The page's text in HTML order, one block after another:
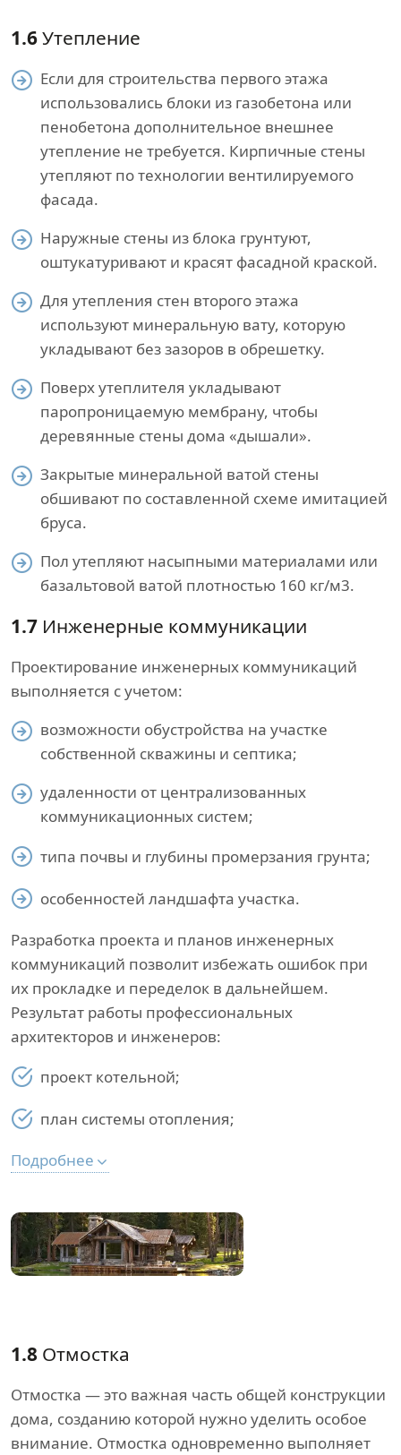
1.6Утепление
Если для строительства первого этажа
использовались блоки из газобетона или
пенобетона дополнительное внешнее
утепление не требуется. Кирпичные стены
утепляют по технологии вентилируемого
фасада.
Наружные стены из блока грунтуют,
оштукатуривают и красят фасадной краской.
Для утепления стен второго этажа
используют минеральную вату, которую
укладывают без зазоров в обрешетку.
Поверх утеплителя укладывают
паропроницаемую мембрану, чтобы
деревянные стены дома «дышали».
Закрытые минеральной ватой стены
обшивают по составленной схеме имитацией
бруса.
Пол утепляют насыпными материалами или
базальтовой ватой плотностью 160 кг/м3.
1.7 Инженерные коммуникации
Проектирование инженерных коммуникаций
выполняется с учетом:
возможности обустройства на участке
собственной скважины и септика;
удаленности от централизованных
коммуникационных систем;
типа почвы и глубины промерзания грунта;
особенностей ландшафта участка.
Разработка проекта и планов инженерных
коммуникаций позволит избежать ошибок при
их прокладке и переделок в дальнейшем.
Результат работы профессиональных
архитекторов и инженеров:
проект котельной;
план системы отопления;
Подробнее
1.8 Отмостка
Отмостка — это важная часть общей конструкции
дома, созданию которой нужно уделить особое
внимание. Отмостка одновременно выполняет